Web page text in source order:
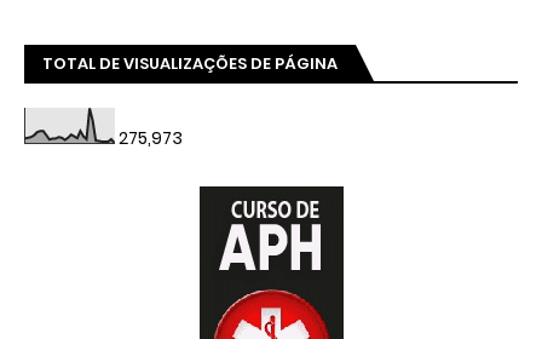
TOTAL DE VISUALIZAÇÕES DE PÁGINA
275,973